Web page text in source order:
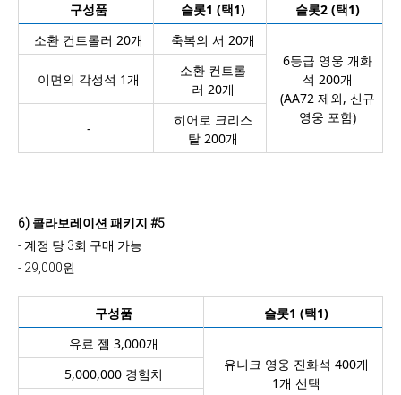
구성품 슬롯1 (택1)
슬롯2 (택1)
소환 컨트롤러 20개
축복의 서 20개
6등급 영웅 개화
석 200개
(AA72 제외, 신규
영웅 포함)
이면의 각성석 1개
소환 컨트롤
러 20개
-
히어로 크리스
탈 200개
6) 콜라보레 이션 패키지 #5
- 계정 당 3회 구매 가능
- 29,000원
구성품
슬롯1 (택1)
유료 젬 3,000개
유니크 영웅 진화석 400개
1개 선택
5,000,000 경험치